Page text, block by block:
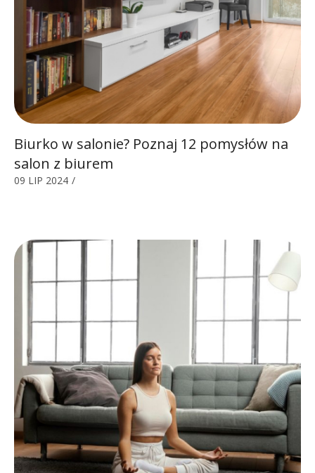
Biurko w salonie? Poznaj 12 pomysłów na
salon z biurem
09 LIP 2024 /